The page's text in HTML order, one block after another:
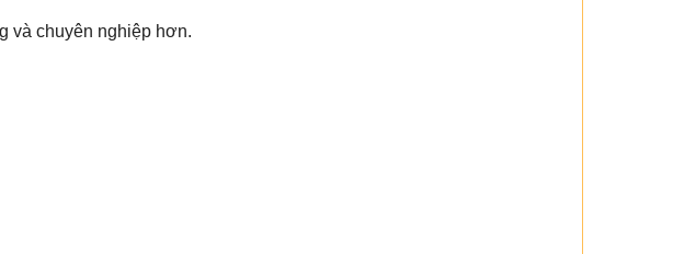
và chuyên nghiệp hơn.